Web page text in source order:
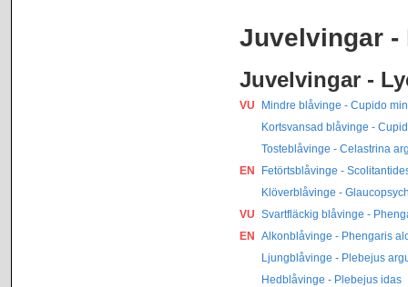
Juvelvingar -
Juvelvingar -
VU
Mindre blåvinge - Cupido
Kortsvansad blåvinge -
Tosteblåvinge - Celastrina
EN
Fetörtsblåvinge -
Klöverblåvinge -
VU Svartfläckig blåvinge -
EN
Alkonblåvinge - Phengaris
Ljungblåvinge - Plebejus
Hedblåvinge - Plebejus idas